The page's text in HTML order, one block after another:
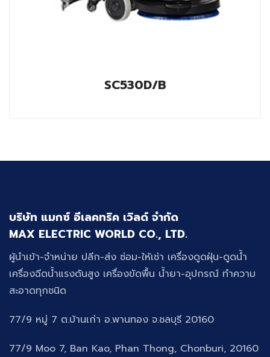
SC530D/B
บริษัท แมกซ์ อีเลคทริค เวิลด์ จำกัด
MAX ELECTRIC WORLD CO., LTD.
ผู้นำเข้า-จำหน่าย ปลีก-ส่ง ซ่อม-ให้เช่า เครื่องดูดฝุ่น-ดูดน้ำ
เครื่องฉีดน้ำแรงดันสูง เครื่องขัดพื้น น้ำยา-อุปกรณ์ ทำความ
สะอาดทุกชนิด
77/9 หมู่ 7 ต.บ้านเก่า อ.พานทอง จ.ชลบุรี 20160
77/9 Moo 7, Ban Kao, Phan Thong, Chonburi, 20160